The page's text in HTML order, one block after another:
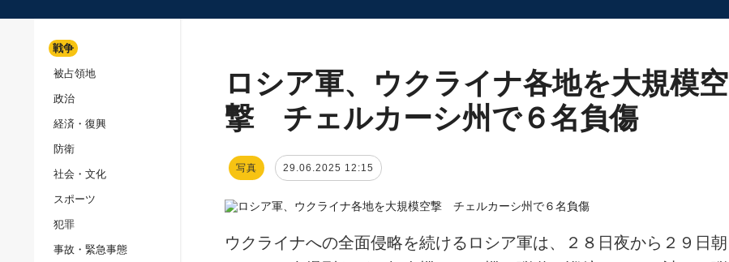
スポーツ
ウクルインフォルム
ウクルインフォルムについ
て
追加
特集
インタビュー
戦争
被占領地
政治
経済・復興
防衛
社会・文化
スポーツ
犯罪
事故・緊急事態
ロシア軍、ウクライナ各地を大規模空
撃 チェルカーシ州で６名負傷
写真 29.06.2025 12:15
ウクライナへの全面侵略を続けるロシア軍は、２８日夜から２９日朝